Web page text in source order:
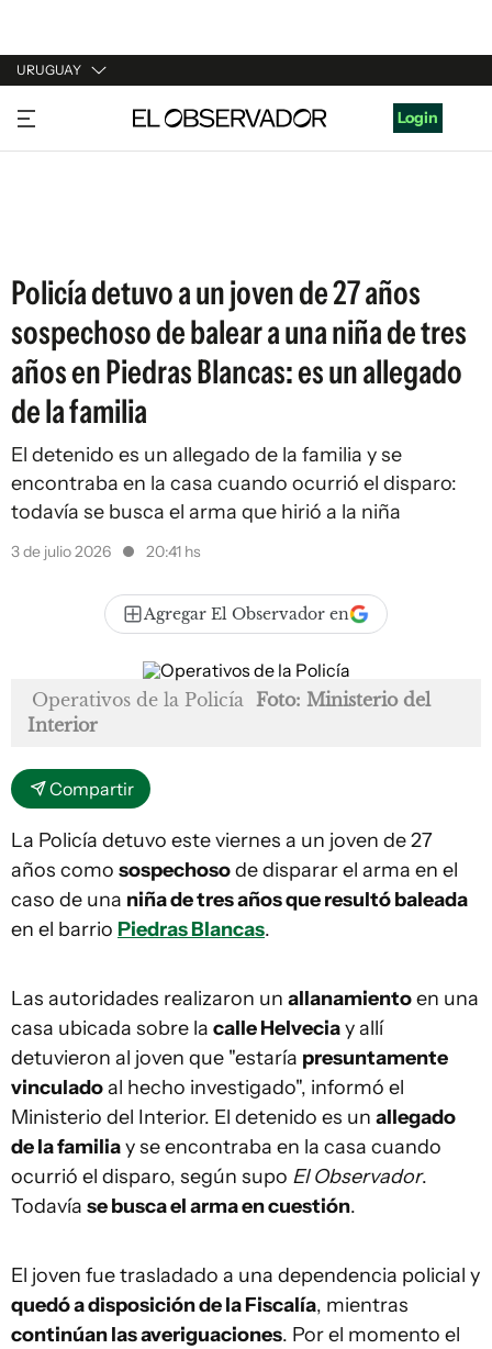
URUGUAY
URUGUAY
ARGENTINA
Login
Policía detuvo a un joven de 27 años
sospechoso de balear a una niña de tres
años en Piedras Blancas: es un allegado
de la familia
El detenido es un allegado de la familia y se
encontraba en la casa cuando ocurrió el disparo:
todavía se busca el arma que hirió a la niña
3 de julio 2026 20:41 hs
Agregar El Observador en
Operativos de la Policía Foto: Ministerio del
Interior
Compartir
La Policía detuvo este viernes a un joven de 27
años como sospechosode disparar el arma en el
caso de una niña de tres años que resultó baleada
en el barrio Piedras Blancas.
Las autoridades realizaron un allanamientoen una
casa ubicada sobre la calle Helveciay allí
detuvieron al joven que "estaría presuntamente
vinculadoal hecho investigado", informó el
Ministerio del Interior. El detenido es un allegado
de la familiay se encontraba en la casa cuando
ocurrió el disparo, según supo El Observador.
Todavía se busca el arma en cuestión.
El joven fue trasladado a una dependencia policial y
quedó a disposición de la Fiscalía, mientras
continúan las averiguaciones. Por el momento el